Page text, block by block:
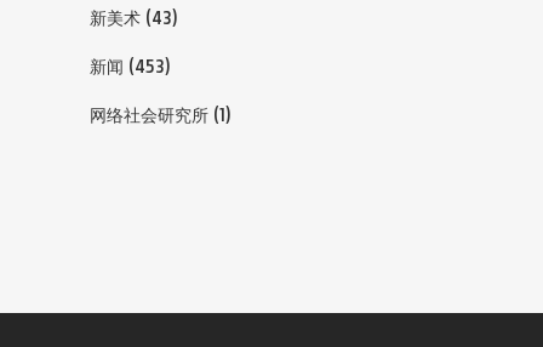
新美术 (43)
新闻 (453)
网络社会研究所 (1)